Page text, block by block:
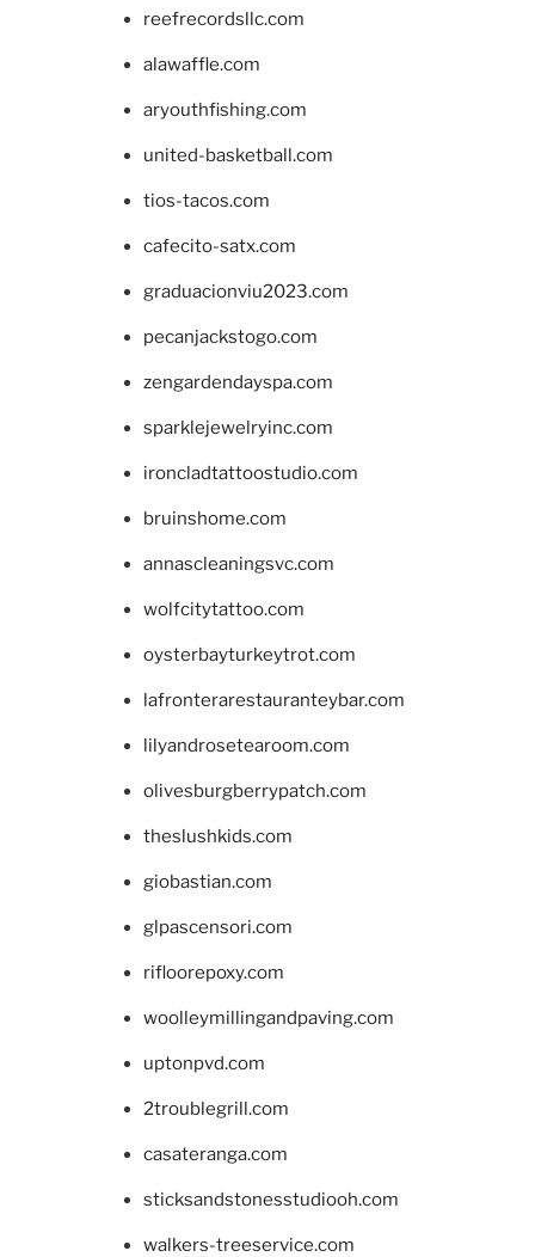
reefrecordsllc.com
alawaffle.com
aryouthfishing.com
united-basketball.com
tios-tacos.com
cafecito-satx.com
graduacionviu2023.com
pecanjackstogo.com
zengardendayspa.com
sparklejewelryinc.com
ironcladtattoostudio.com
bruinshome.com
annascleaningsvc.com
wolfcitytattoo.com
oysterbayturkeytrot.com
lafronterarestauranteybar.com
lilyandrosetearoom.com
olivesburgberrypatch.com
theslushkids.com
giobastian.com
glpascensori.com
rifloorepoxy.com
woolleymillingandpaving.com
uptonpvd.com
2troublegrill.com
casateranga.com
sticksandstonesstudiooh.com
walkers-treeservice.com